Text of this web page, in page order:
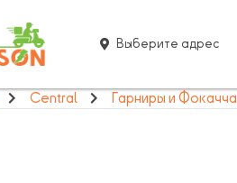
Выберите адрес
Central Гарниры и Фокачча